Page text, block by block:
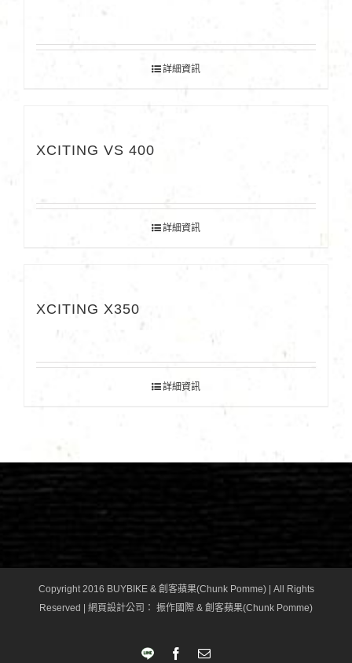
詳細資訊
XCITING VS 400
詳細資訊
XCITING X350
詳細資訊
Copyright 2016 BUYBIKE & 創客蘋果(Chunk Pomme) | All Rights
Reserved | 網頁設計公司 ： 振作國際 & 創客蘋果(Chunk Pomme)
LINE FacebookEmail: